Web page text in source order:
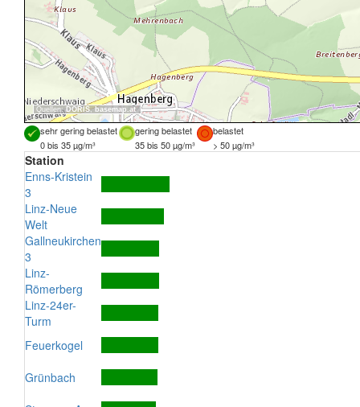
Quellen: DORIS,basemap.at
sehr gering belastet gering belastet
belastet
0 bis 35 µg/m³
35 bis 50 µg/m³ > 50 µg/m³
Station
Enns-Kristein
3
Linz-Neue
Welt
Gallneukirchen
3
Linz-
Römerberg
Linz-24er-
Turm
Feuerkogel
Grünbach